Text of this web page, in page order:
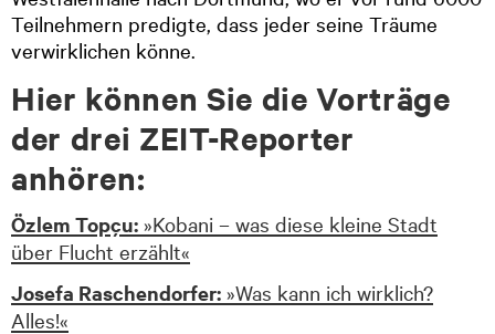
Teilnehmern predigte, dass jeder seine Träume
verwirklichen könne.
Hier können Sie die Vorträge
der drei ZEIT-Reporter
anhören:
Özlem Topçu: »Kobani – was diese kleine Stadt
über Flucht erzählt«
Josefa Raschendorfer: »Was kann ich wirklich?
Alles!«